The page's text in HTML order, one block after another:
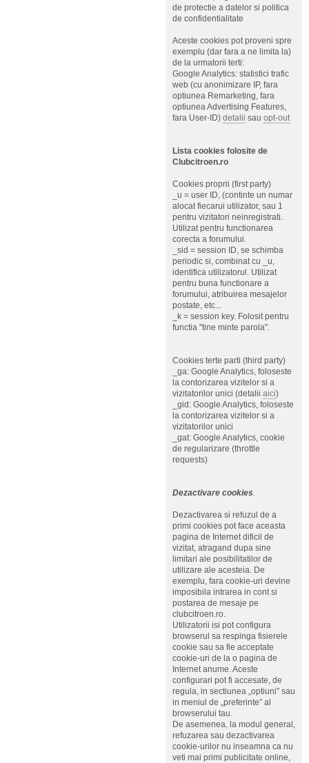
de protectie a datelor si politica
de confidentialitate
Aceste cookies pot proveni spre
exemplu (dar fara a ne limita la)
de la urmatorii terti:
Google Analytics: statistici trafic
web (cu anonimizare IP, fara
optiunea Remarketing, fara
optiunea Advertising Features,
fara User-ID) detalii sau opt-out
Lista cookies folosite de
Clubcitroen.ro
Cookies proprii (first party)
_u = user ID, (continte un numar
alocat fiecarui utilizator, sau 1
pentru vizitatori neinregistrati.
Utilizat pentru functionarea
corecta a forumului.
_sid = session ID, se schimba
periodic si, combinat cu _u,
identifica utilizatorul. Utilizat
pentru buna functionare a
forumului, atribuirea mesajelor
postate, etc...
_k = session key. Folosit pentru
functia "tine minte parola".
Cookies terte parti (third party)
_ga: Google Analytics, foloseste
la contorizarea vizitelor si a
vizitatorilor unici (detalii aici)
_gid: Google Analytics, foloseste
la contorizarea vizitelor si a
vizitatorilor unici
_gat: Google Analytics, cookie
de regularizare (throttle
requests)
Dezactivare cookies.
Dezactivarea si refuzul de a
primi cookies pot face aceasta
pagina de Internet dificil de
vizitat, atragand dupa sine
limitari ale posibilitatilor de
utilizare ale acesteia. De
exemplu, fara cookie-uri devine
imposibila intrarea in cont si
postarea de mesaje pe
clubcitroen.ro.
Utilizatorii isi pot configura
browserul sa respinga fisierele
cookie sau sa fie acceptate
cookie-uri de la o pagina de
Internet anume. Aceste
configurari pot fi accesate, de
regula, in sectiunea „optiuni” sau
in meniul de „preferinte” al
browserului tau.
De asemenea, la modul general,
refuzarea sau dezactivarea
cookie-urilor nu inseamna ca nu
veti mai primi publicitate online,